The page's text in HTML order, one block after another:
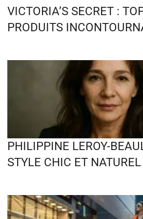
VICTORIA’S SECRET :
PRODUITS
PHILIPPINE LEROY-
STYLE CHIC ET